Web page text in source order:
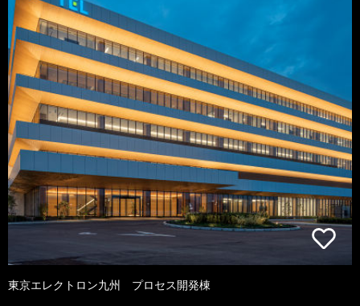
東京エレクトロン九州 プロセス開発棟